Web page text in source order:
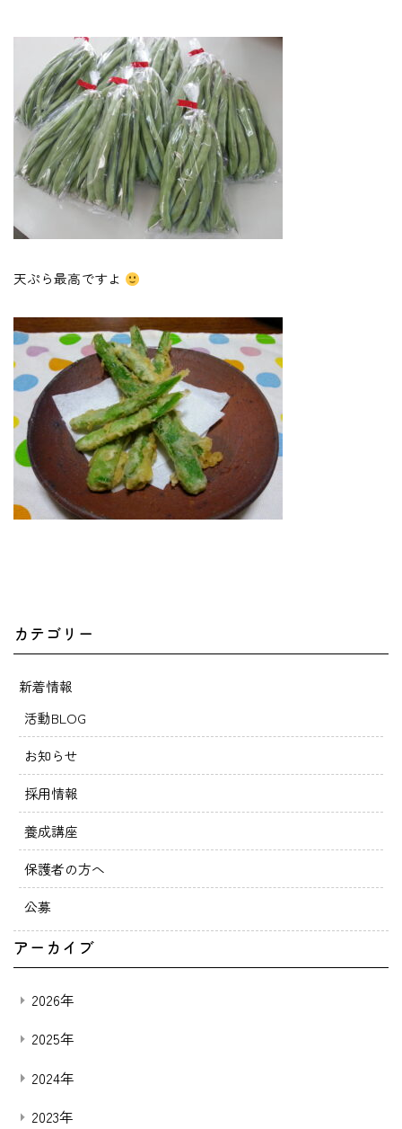
天ぷら最高ですよ
カテゴリー
新着情報
活動BLOG
お知らせ
採用情報
養成講座
保護者の方へ
公募
アーカイブ
2026年
2025年
2024年
2023年